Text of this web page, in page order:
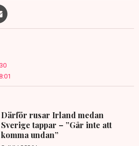
Därför rusar Irland medan
Sverige tappar – ”Går inte att
komma undan”